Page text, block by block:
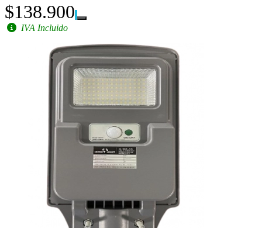
$138.900
IVA Incluido